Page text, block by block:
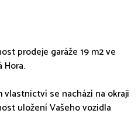
prodeje garáže 19 m2 ve
Hora.
vlastnictví se nachází na okraji
uložení Vašeho vozidla